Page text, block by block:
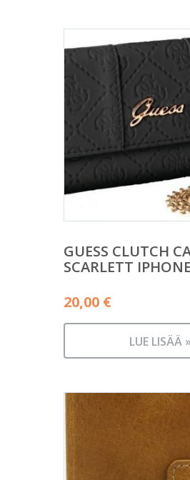
GUESS CLUTCH
SCARLETT
20,00 €
LUE LISÄÄ